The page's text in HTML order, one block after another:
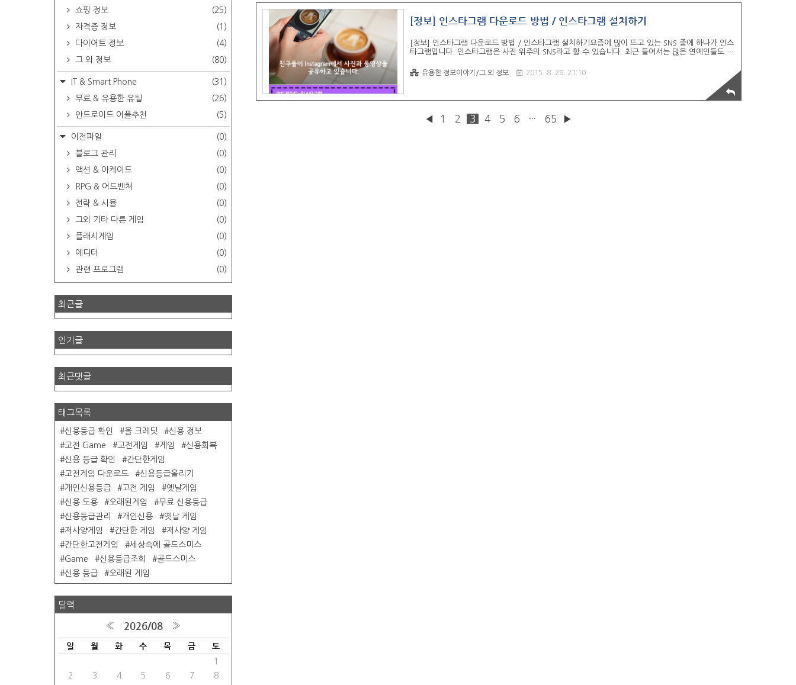
[정보] 인스타그램 다운로드 방법 / 인스타그램 설치하기
[정보] 인스타그램 다운로드 방법 / 인스타그램 설치하기요즘에 많이 뜨고 있는 SNS 중에 하나가 인스
타그램입니다. 인스타그램은 사진 위주의 SNS라고 할 수 있습니다. 최근 들어서는 많은 연예인들도 함
겠습니다. 오늘 설명드릴 OS는 안드로이드입니다. 일단 안드로이드 PLAY 스토어를 실행시킵니다. 다
운로드 아이폰[링크] / 안드로이드[링크] 당연히 다운로드 및 회원가입하려는 인스타그램을 검색합니
다. 인스타그램을 검색하면 제일 첫 상단에 사진기 모양과 함께 Instagram이라고 나옵니다. 검색한
앱을 보면 2015년 8월 28일 기준으로 다운로드 수 5억 회 이상 평점 4.5점인 인스타그램 어플이 나
유용한 정보이야기/그 외 정보 2015. 8. 28. 21:10
◀ 1 2 3 4 5 6 ··· 65 ▶
쇼핑 정보
(25)
자격증 정보
(1)
다이어트 정보
(4)
그 외 정보
(80)
IT & Smart Phone
(31)
무료 & 유용한 유틸
(26)
안드로이드 어플추천
(5)
이전파일
(0)
블로그 관리
(0)
액션 & 아케이드
(0)
RPG & 어드벤쳐
(0)
전략 & 시뮬
(0)
그외 기타 다른 게임
(0)
플래시게임
(0)
에디터
(0)
관련 프로그램
(0)
최근글
인기글
최근댓글
태그목록
신용등급 확인 올 크레딧
신용 정보
고전 Game
고전게임 게임
신용회복
신용 등급 확인
간단한게임
고전게임 다운로드
신용등급올리기
개인신용등급
고전 게임
옛날게임
신용 도용
오래된게임
무료 신용등급
신용등급관리
개인신용
옛날 게임
저사양게임
간단한 게임
저사양 게임
간단한고전게임
세상속에 골드스미스
Game
신용등급조회
골드스미스
신용 등급
오래된 게임
달력
« 2026/08 »
일 월 화 수 목 금 토
1
2
3 4 5 6 7 8